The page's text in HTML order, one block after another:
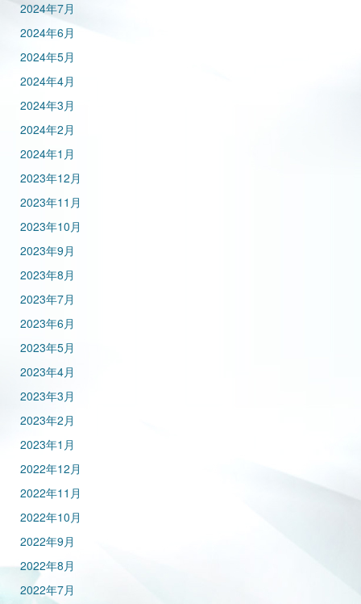
2024年7月
2024年6月
2024年5月
2024年4月
2024年3月
2024年2月
2024年1月
2023年12月
2023年11月
2023年10月
2023年9月
2023年8月
2023年7月
2023年6月
2023年5月
2023年4月
2023年3月
2023年2月
2023年1月
2022年12月
2022年11月
2022年10月
2022年9月
2022年8月
2022年7月